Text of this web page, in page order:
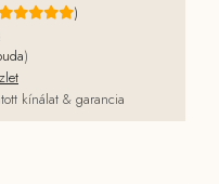
)
)
kínálat & garancia